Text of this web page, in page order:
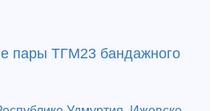
пары ТГМ23 бандажного